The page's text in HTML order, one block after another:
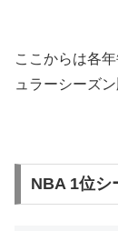
ここからは各
ュラーシーズ
NBA 1位シ